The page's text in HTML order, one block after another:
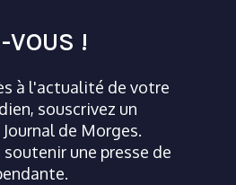
!
à l'actualité de votre
souscrivez un
de Morges.
une presse de